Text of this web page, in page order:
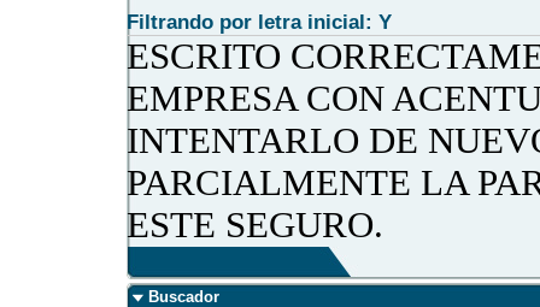
Filtrando por letra inicial: Y
ESCRITO
EMPRESA CON
INTENTARLO DE
PARCIALMENTE LA
ESTE SEGURO.
Buscador